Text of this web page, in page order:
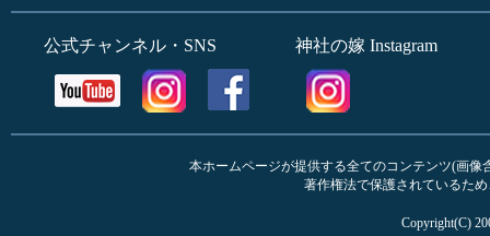
公式チャンネル・SNS 神社の嫁 Instagram
本ホームページが提供する全てのコンテンツ(画
著作権法で保護されているた
Copyright(C)